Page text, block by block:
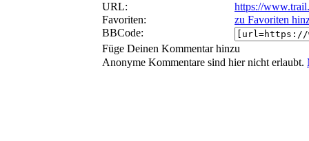
URL:
https://
Favoriten:
zu Favoriten
BBCode:
Füge Deinen Kommentar hinzu
Anonyme Kommentare sind hier nicht erlaubt.